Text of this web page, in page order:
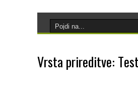
Vrsta prireditve: